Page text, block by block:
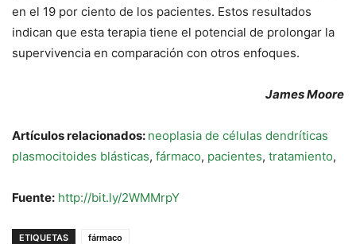
en el 19 por ciento de los pacientes. Estos resultados
indican que esta terapia tiene el potencial de prolongar la
supervivencia en comparación con otros enfoques.
James Moore
Artículos relacionados: neoplasia de células dendríticas
plasmocitoides blásticas, fármaco, pacientes, tratamiento,
Fuente: http://bit.ly/2WMMrpY
ETIQUETAS
fármaco